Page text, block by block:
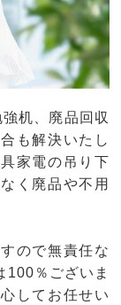
机、廃品回収
も解決いたし
家電の吊り下
く廃品や不用
ので無責任な
100％ございま
してお任せい